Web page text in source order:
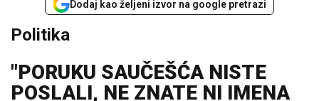
Dodaj kao željeni izvor na google pretrazi
Politika
"PORUKU SAUČEŠĆA NISTE
POSLALI, NE ZNATE NI IMENA